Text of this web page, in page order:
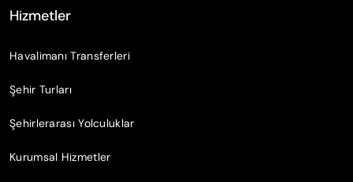
Hizmetler
Havalimanı Transferleri
Şehir Turları
Şehirlerarası Yolculuklar
Kurumsal Hizmetler